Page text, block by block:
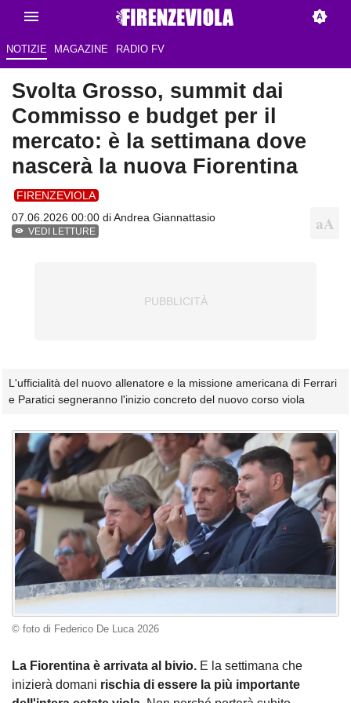
NOTIZIE MAGAZINE RADIO FV
Svolta Grosso, summit dai
Commisso e budget per il
mercato: è la settimana dove
nascerà la nuova Fiorentina
FIRENZEVIOLA
07.06.2026 00:00 diAndrea Giannattasio
VEDI LETTURE
L'ufficialità del nuovo allenatore e la missione americana di Ferrari
e Paratici segneranno l'inizio concreto del nuovo corso viola
© foto di Federico De Luca 2026
La Fiorentina è arrivata al bivio. E la settimana che
inizierà domani rischia di essere la più importante